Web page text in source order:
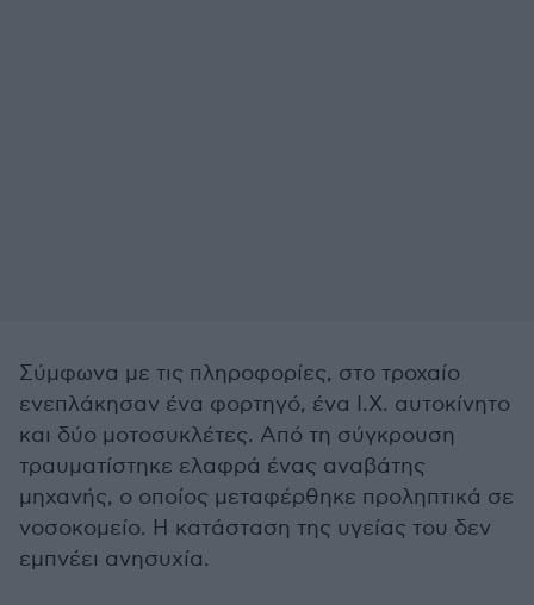
Σύμφωνα με τις πληροφορίες, στο τροχαίο
ενεπλάκησαν ένα φορτηγό, ένα Ι.Χ. αυτοκίνητο
και δύο μοτοσυκλέτες. Από τη σύγκρουση
τραυματίστηκε ελαφρά ένας αναβάτης
μηχανής, ο οποίος μεταφέρθηκε προληπτικά σε
νοσοκομείο. Η κατάσταση της υγείας του δεν
εμπνέει ανησυχία.